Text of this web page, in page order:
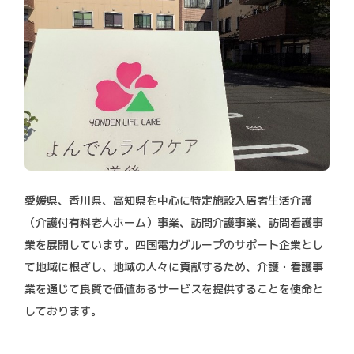
愛媛県、香川県、高知県を中心に特定施設入居者生活介護
（介護付有料老人ホーム）事業、訪問介護事業、訪問看護事
業を展開しています。四国電力グループのサポート企業とし
て地域に根ざし、地域の人々に貢献するため、介護・看護事
業を通じて良質で価値あるサービスを提供することを使命と
しております。